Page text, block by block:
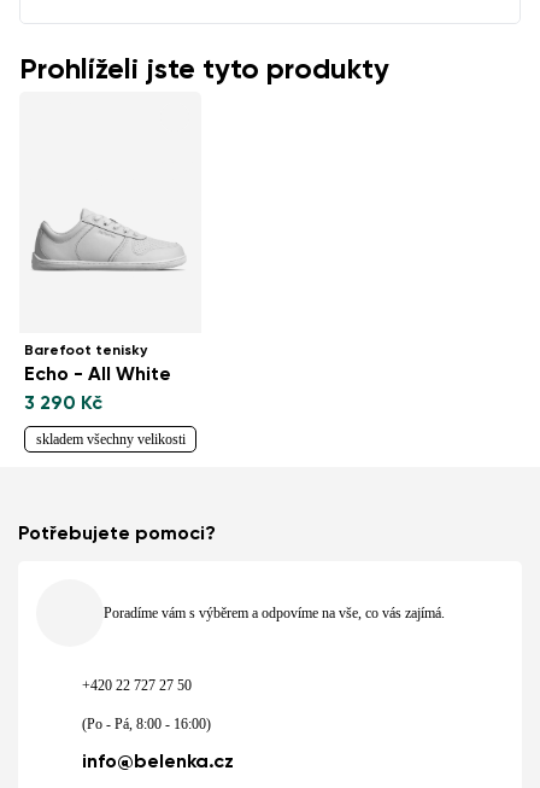
Prohlíželi jste tyto produkty
Barefoot tenisky
Echo - All White
3 290 Kč
skladem všechny velikosti
Potřebujete pomoci?
Poradíme vám s výběrem a odpovíme na vše, co vás zajímá.
+420 22 727 27 50
(Po - Pá, 8:00 - 16:00)
info@belenka.cz